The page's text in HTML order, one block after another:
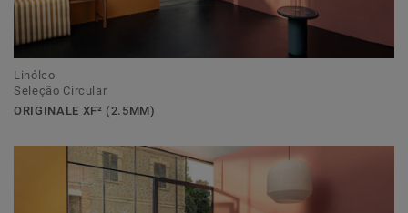
Linóleo
Seleção Circular
ORIGINALE XF² (2.5MM)